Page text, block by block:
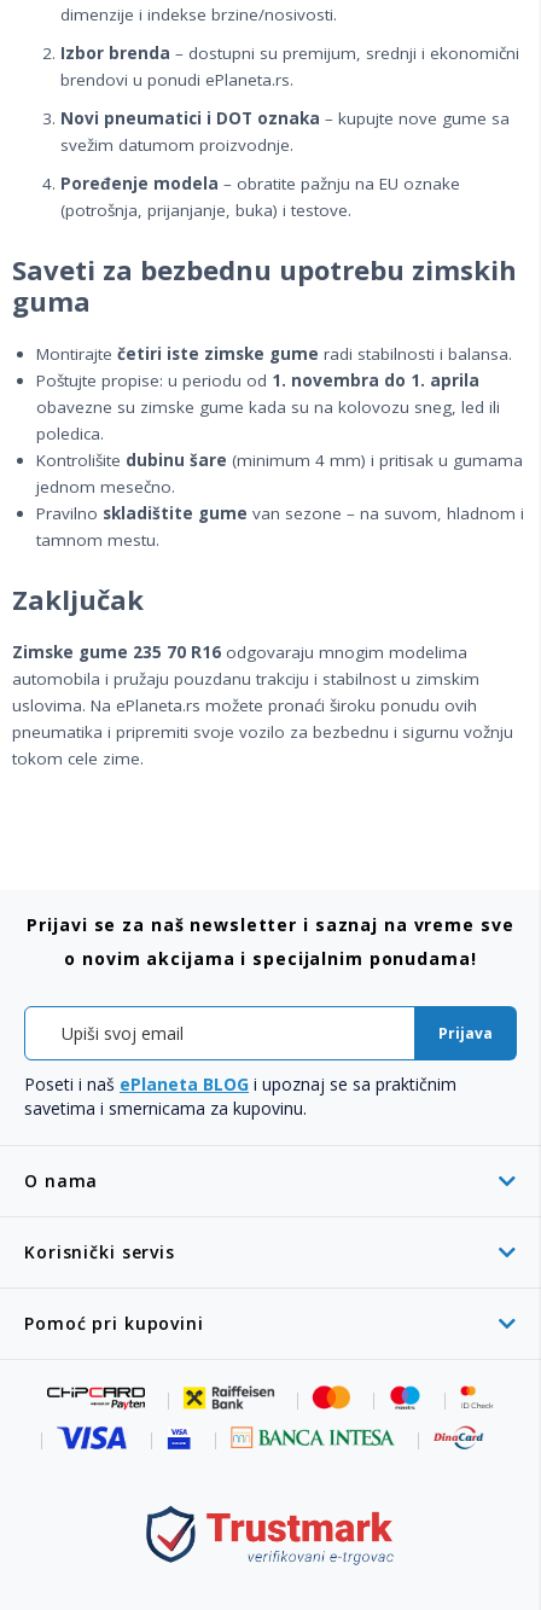
dimenzije i indekse brzine/nosivosti.
Izbor brenda – dostupni su premijum, srednji i ekonomični
brendovi u ponudi ePlaneta.rs.
Novi pneumatici i DOT oznaka – kupujte nove gume sa
svežim datumom proizvodnje.
Poređenje modela – obratite pažnju na EU oznake
(potrošnja, prijanjanje, buka) i testove.
Saveti za bezbednu upotrebu zimskih
guma
Montirajte četiri iste zimske gume radi stabilnosti i balansa.
Poštujte propise: u periodu od 1. novembra do 1. aprila
obavezne su zimske gume kada su na kolovozu sneg, led ili
poledica.
Kontrolišite dubinu šare (minimum 4 mm) i pritisak u gumama
jednom mesečno.
Pravilno skladištite gume van sezone – na suvom, hladnom i
tamnom mestu.
Zaključak
Zimske gume 235 70 R16 odgovaraju mnogim modelima
automobila i pružaju pouzdanu trakciju i stabilnost u zimskim
uslovima. Na ePlaneta.rs možete pronaći široku ponudu ovih
pneumatika i pripremiti svoje vozilo za bezbednu i sigurnu vožnju
tokom cele zime.
O nama
Korisnički servis
Pomoć pri kupovini
Prijavi se za naš newsletter i saznaj na vreme sve
o novim akcijama i specijalnim ponudama!
Prijava
Poseti i naš ePlaneta BLOG i upoznaj se sa praktičnim
savetima i smernicama za kupovinu.